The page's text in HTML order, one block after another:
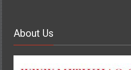
About Us